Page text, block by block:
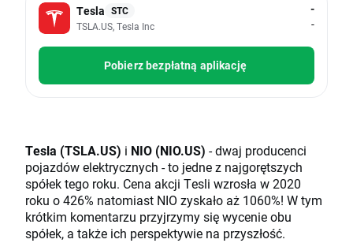
Tesla STC
TSLA.US, Tesla Inc
-
-
Pobierz bezpłatną aplikację
Tesla (TSLA.US) i NIO (NIO.US) - dwaj producenci
pojazdów elektrycznych - to jedne z najgorętszych
spółek tego roku. Cena akcji Tesli wzrosła w 2020
roku o 426% natomiast NIO zyskało aż 1060%! W tym
krótkim komentarzu przyjrzymy się wycenie obu
spółek, a także ich perspektywie na przyszłość.